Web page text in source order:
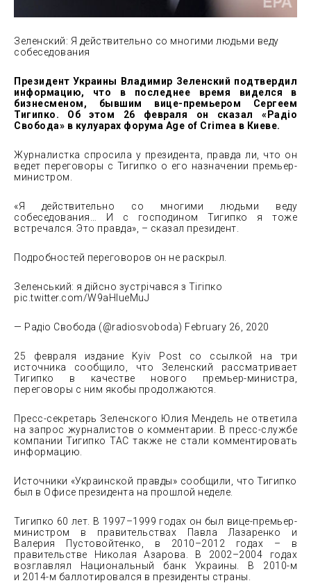
Зеленский: Я действительно со многими людьми веду
собеседования
Президент Украины Владимир Зеленский подтвердил
информацию, что в последнее время виделся в
бизнесменом, бывшим вице-премьером Сергеем
Тигипко. Об этом 26 февраля он сказал «Радіо
Свобода» в кулуарах форума Age of Crimea в Киеве.
Журналистка спросила у президента, правда ли, что он
ведет переговоры с Тигипко о его назначении премьер-
министром.
«Я действительно со многими людьми веду
собеседования… И с господином Тигипко я тоже
встречался. Это правда», – сказал президент.
Подробностей переговоров он не раскрыл.
Зеленський: я дійсно зустрічався з Тігіпко
pic.twitter.com/W9aHlueMuJ
— Радіо Свобода (@radiosvoboda) February 26, 2020
25 февраля издание Kyiv Post со ссылкой на три
источника сообщило, что Зеленский рассматривает
Тигипко в качестве нового премьер-министра,
переговоры с ним якобы продолжаются.
Пресс-секретарь Зеленского Юлия Мендель не ответила
на запрос журналистов о комментарии. В пресс-службе
компании Тигипко ТАС также не стали комментировать
информацию.
Источники «Украинской правды» сообщили, что Тигипко
был в Офисе президента на прошлой неделе.
Тигипко 60 лет. В 1997–1999 годах он был вице-премьер-
министром в правительствах Павла Лазаренко и
Валерия Пустовойтенко, в 2010–2012 годах – в
правительстве Николая Азарова. В 2002–2004 годах
возглавлял Национальный банк Украины. В 2010-м
и 2014-м баллотировался в президенты страны.